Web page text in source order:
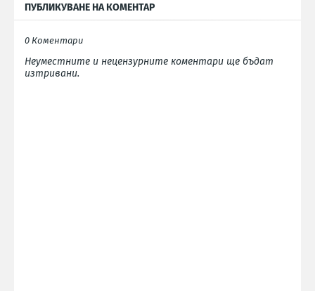
ПУБЛИКУВАНЕ НА КОМЕНТАР
0 Коментари
Неуместните и нецензурните коментари ще бъдат
изтривани.